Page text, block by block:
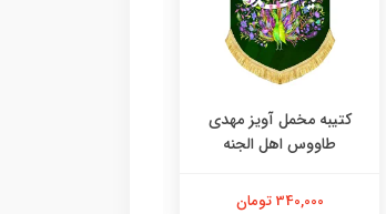
کتیبه مخمل آویز مهدی
طاووس اهل الجنه
340,000 تومان